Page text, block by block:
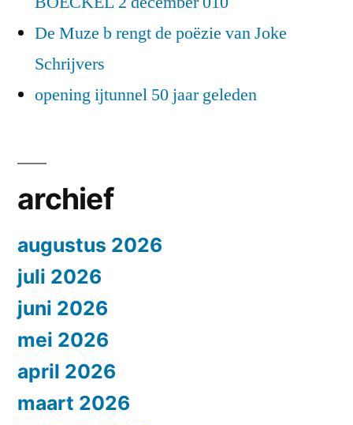
De Muze b rengt de poëzie van Joke
Schrijvers
opening ijtunnel 50 jaar geleden
archief
augustus 2026
juli 2026
juni 2026
mei 2026
april 2026
maart 2026